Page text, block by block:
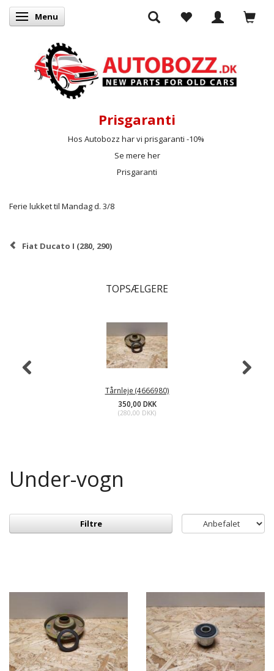
Skifte navigation
Menu
Prisgaranti
Hos Autobozz har vi prisgaranti -10%
Se mere her
Prisgaranti
Ferie lukket til Mandag d. 3/8
Fiat Ducato I (280, 290)
TOPSÆLGERE
Tårnleje (4666980)
350,00 DKK
(280,00 DKK)
Under-vogn
Filtre